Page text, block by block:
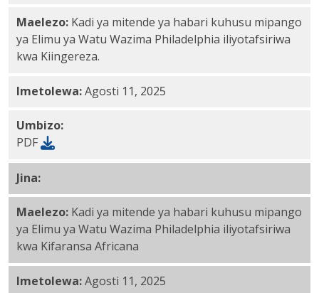
Maelezo: Kadi ya mitende ya habari kuhusu mipango
ya Elimu ya Watu Wazima Philadelphia iliyotafsiriwa
kwa Kiingereza.
Imetolewa:Agosti 11, 2025
Umbizo:
PDF
Jina:Kifaransa Kiafrika PDF
Maelezo: Kadi ya mitende ya habari kuhusu mipango
ya Elimu ya Watu Wazima Philadelphia iliyotafsiriwa
kwa Kifaransa Africana
Imetolewa:Agosti 11, 2025